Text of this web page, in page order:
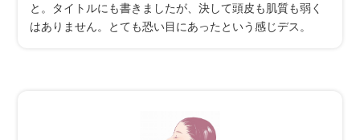
と。タイトルにも書きましたが、決して頭皮も肌質も弱く
はありません。とても恐い目にあったという感じデス。